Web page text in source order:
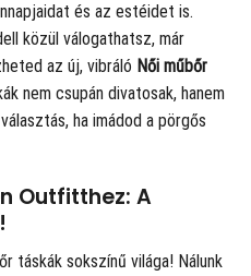
és az estéidet is.
közül válogathatsz, már
az új, vibráló Női műbőr
nem csupán divatosak, hanem
ha imádod a pörgős
Outfitthez: A
táskák sokszínű világa! Nálunk